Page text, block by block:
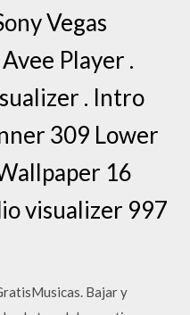
Vegas
Player .
. Intro
309 Lower
16
visualizer 997
Bajar y